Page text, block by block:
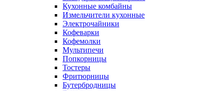
Кухонные комбайны
Измельчители кухонные
Электрочайники
Кофеварки
Кофемолки
Мультипечи
Попкорницы
Тостеры
Фритюрницы
Бутербродницы